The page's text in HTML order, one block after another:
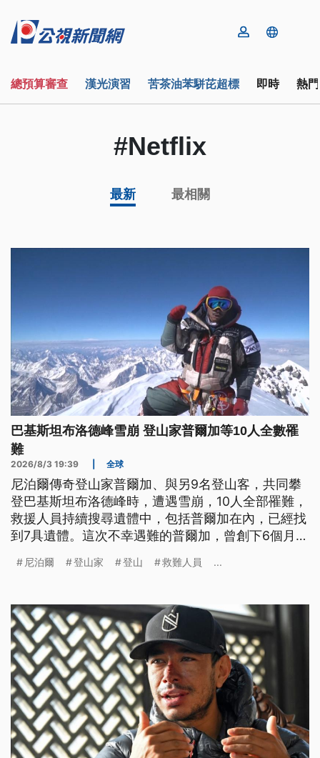
總預算審查 漢光演習 苦茶油苯駢芘超標 即時 熱
#Netflix
最新 最相關
巴基斯坦布洛德峰雪崩 登山家普爾加等10人全數罹
難
2026/8/3 19:39 全球
尼泊爾傳奇登山家普爾加、與另9名登山客，共同攀
登巴基斯坦布洛德峰時，遭遇雪崩，10人全部罹難，
救援人員持續搜尋遺體中，包括普爾加在內，已經找
到7具遺體。這次不幸遇難的普爾加，曾創下6個月完
Netflix拍成紀錄片《勇闖世界14高峰》，並因此享譽
尼泊爾 登山家 登山 救難人員 ...